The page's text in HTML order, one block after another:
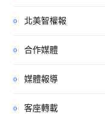
北美智權報
合作媒體
媒體報導
客座轉載